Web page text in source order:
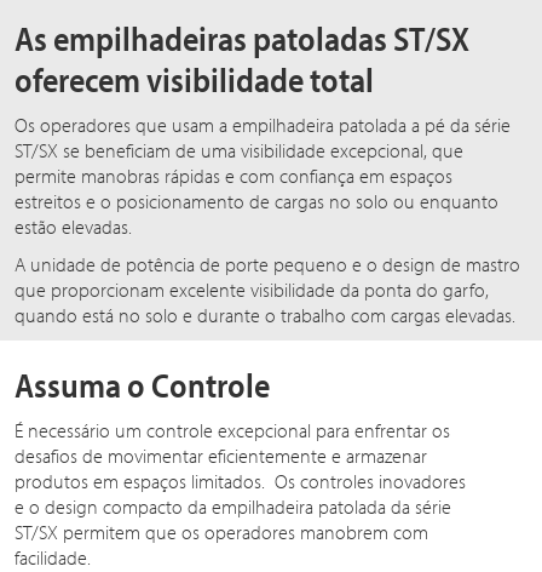
As empilhadeiras patoladas ST/SX
oferecem visibilidade total
Os operadores que usam a empilhadeira patolada a pé da série
ST/SX se beneficiam de uma visibilidade excepcional, que
permite manobras rápidas e com confiança em espaços
estreitos e o posicionamento de cargas no solo ou enquanto
estão elevadas.
A unidade de potência de porte pequeno e o design de mastro
que proporcionam excelente visibilidade da ponta do garfo,
quando está no solo e durante o trabalho com cargas elevadas.
Assuma o Controle
É necessário um controle excepcional para enfrentar os
desafios de movimentar eficientemente e armazenar
produtos em espaços limitados. Os controles inovadores
e o design compacto da empilhadeira patolada da série
ST/SX permitem que os operadores manobrem com
facilidade.